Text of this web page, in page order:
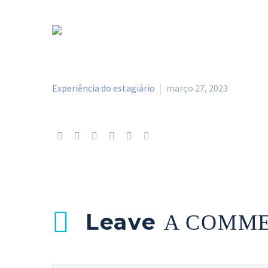
Experiência do estagiário março 27, 2023
Leave A